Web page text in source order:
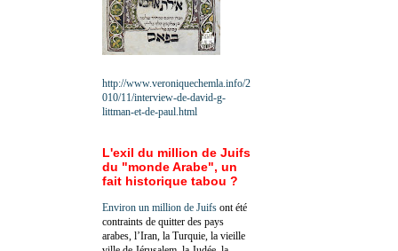
http://www.veroniquechemla.info/2
010/11/interview-de-david-g-
littman-et-de-paul.html
L'exil du million de Juifs
du "monde Arabe", un
fait historique tabou ?
Environ un million de Juifs ont été
contraints de quitter des pays
arabes, l’Iran, la Turquie, la vieille